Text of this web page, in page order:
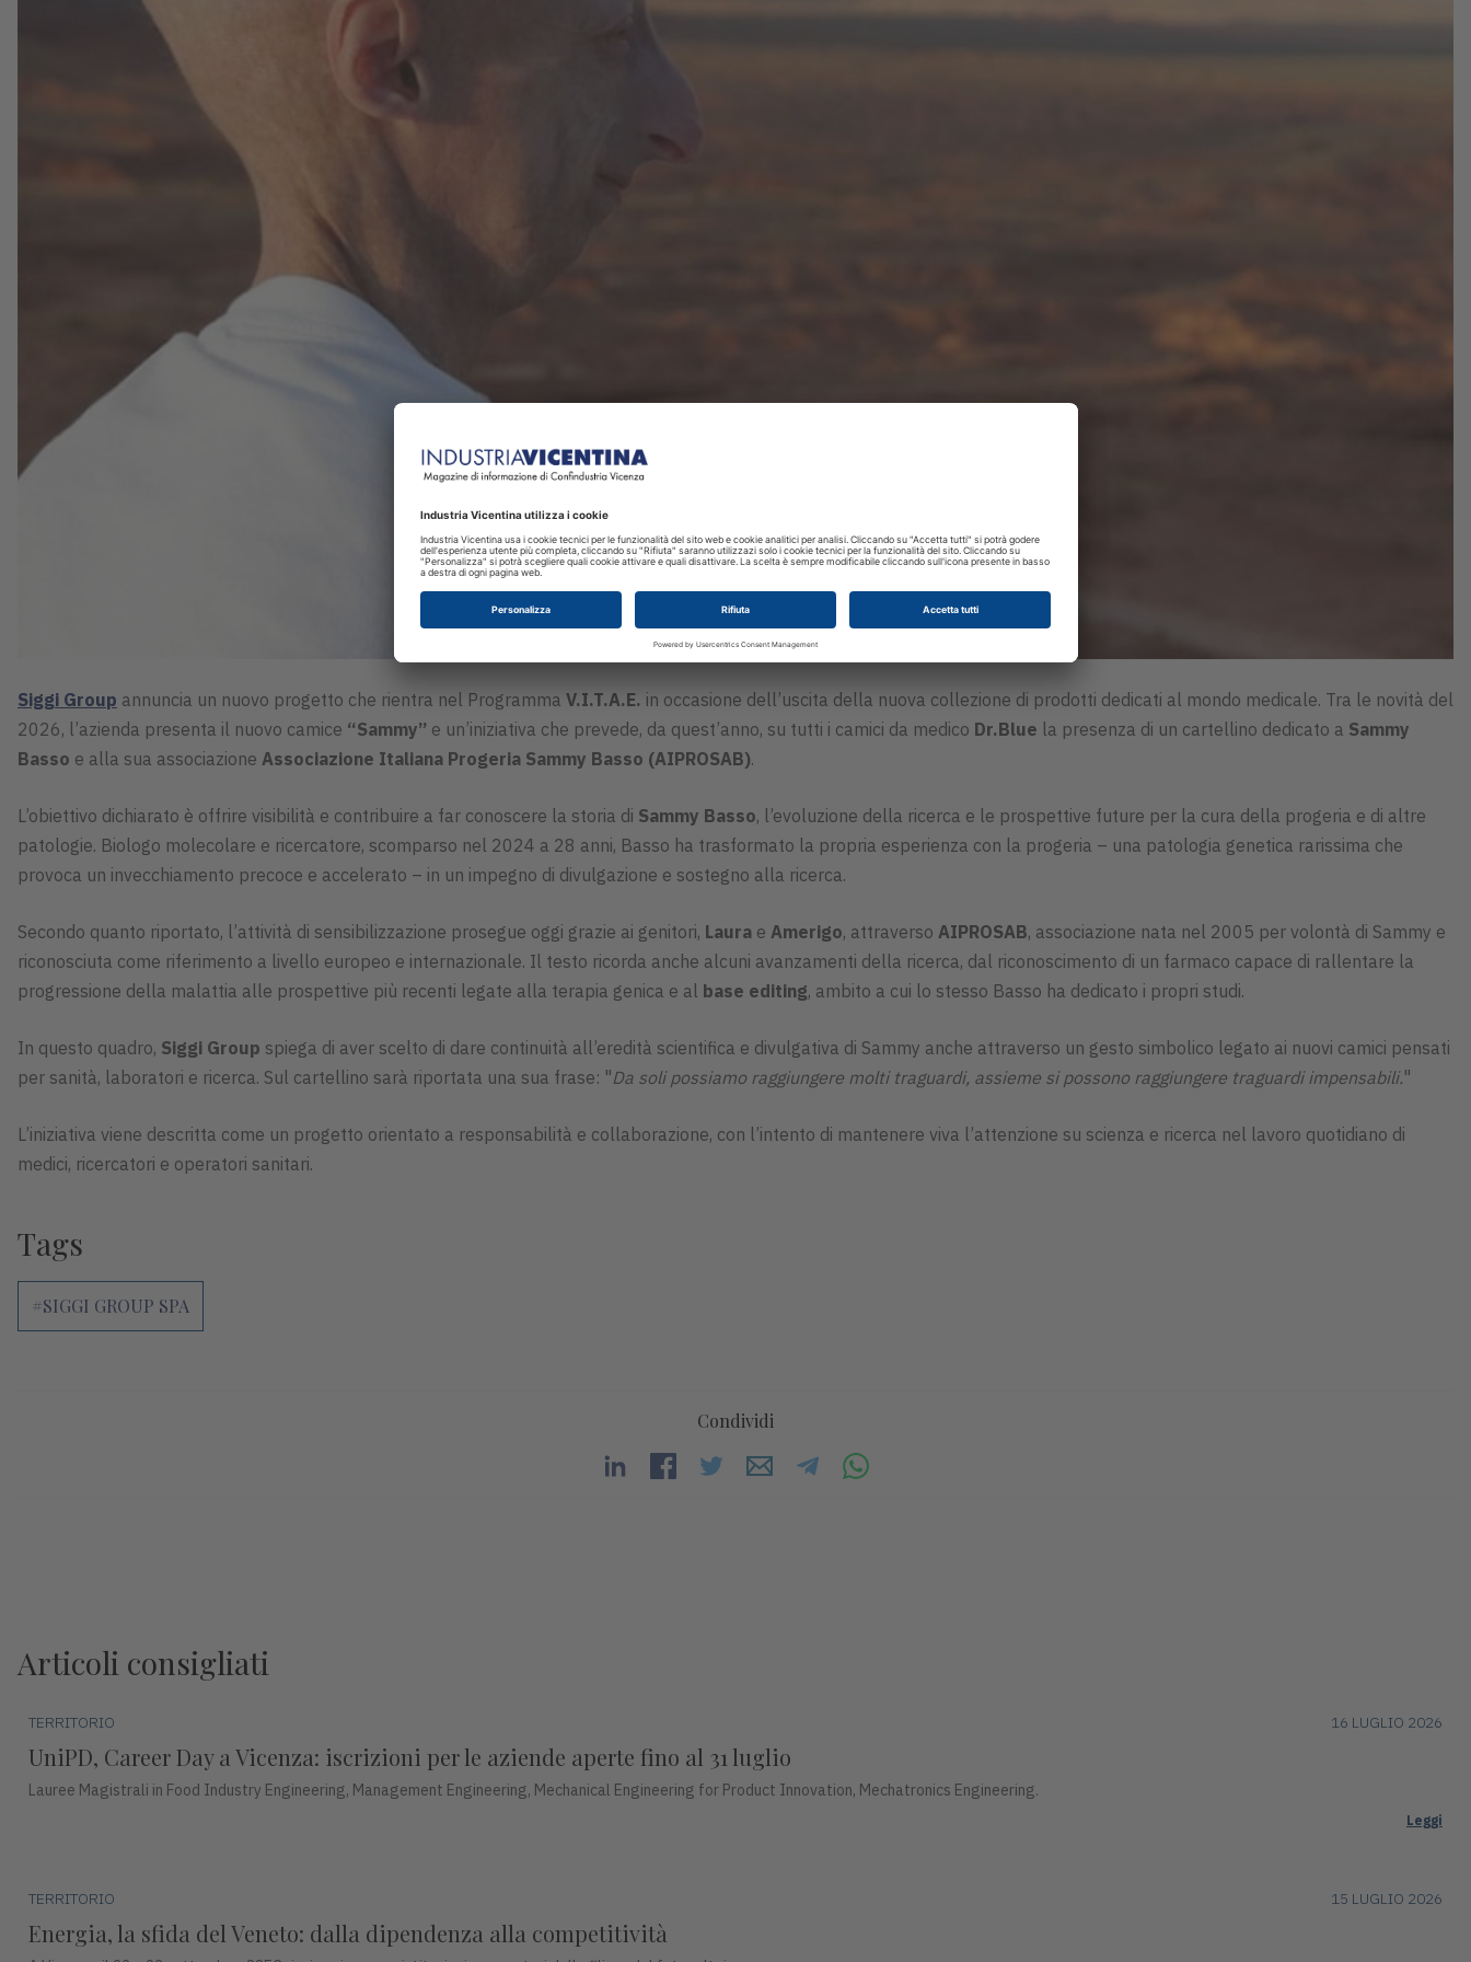
Siggi Group annuncia un nuovo progetto che rientra nel Programma V.I.T.A.E. in occasione dell’uscita della nuova collezione di prodotti dedicati al mondo medicale. Tra le novità del
2026, l’azienda presenta il nuovo camice “Sammy” e un’iniziativa che prevede, da quest’anno, su tutti i camici da medico Dr.Blue la presenza di un cartellino dedicato a Sammy
Basso e alla sua associazione Associazione Italiana Progeria Sammy Basso (AIPROSAB).
L’obiettivo dichiarato è offrire visibilità e contribuire a far conoscere la storia di Sammy Basso, l’evoluzione della ricerca e le prospettive future per la cura della progeria e di altre
patologie. Biologo molecolare e ricercatore, scomparso nel 2024 a 28 anni, Basso ha trasformato la propria esperienza con la progeria – una patologia genetica rarissima che
provoca un invecchiamento precoce e accelerato – in un impegno di divulgazione e sostegno alla ricerca.
Secondo quanto riportato, l’attività di sensibilizzazione prosegue oggi grazie ai genitori, Laura e Amerigo, attraverso AIPROSAB, associazione nata nel 2005 per volontà di Sammy e
riconosciuta come riferimento a livello europeo e internazionale. Il testo ricorda anche alcuni avanzamenti della ricerca, dal riconoscimento di un farmaco capace di rallentare la
progressione della malattia alle prospettive più recenti legate alla terapia genica e al base editing, ambito a cui lo stesso Basso ha dedicato i propri studi.
In questo quadro, Siggi Group spiega di aver scelto di dare continuità all’eredità scientifica e divulgativa di Sammy anche attraverso un gesto simbolico legato ai nuovi camici pensati
per sanità, laboratori e ricerca. Sul cartellino sarà riportata una sua frase: "Da soli possiamo raggiungere molti traguardi, assieme si possono raggiungere traguardi impensabili."
L’iniziativa viene descritta come un progetto orientato a responsabilità e collaborazione, con l’intento di mantenere viva l’attenzione su scienza e ricerca nel lavoro quotidiano di
medici, ricercatori e operatori sanitari.
Tags
#SIGGI GROUP SPA
Condividi
Articoli consigliati
TERRITORIO 16 LUGLIO 2026
UniPD, Career Day a Vicenza: iscrizioni per le aziende aperte fino al 31 luglio
Lauree Magistrali in Food Industry Engineering, Management Engineering, Mechanical Engineering for Product Innovation, Mechatronics Engineering.
Leggi
TERRITORIO 15 LUGLIO 2026
Energia, la sfida del Veneto: dalla dipendenza alla competitività